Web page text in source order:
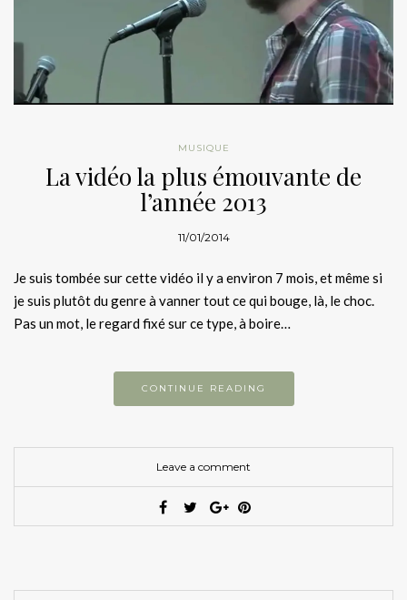
MUSIQUE
La vidéo la plus émouvante de
l’année 2013
11/01/2014
Je suis tombée sur cette vidéo il y a environ 7 mois, et même si
je suis plutôt du genre à vanner tout ce qui bouge, là, le choc.
Pas un mot, le regard fixé sur ce type, à boire…
CONTINUE READING
Leave a comment